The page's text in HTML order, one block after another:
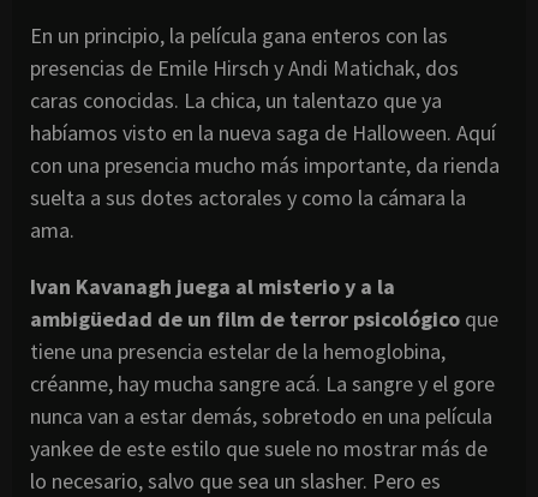
En un principio, la película gana enteros con las
presencias de Emile Hirsch y Andi Matichak, dos
caras conocidas. La chica, un talentazo que ya
habíamos visto en la nueva saga de Halloween. Aquí
con una presencia mucho más importante, da rienda
suelta a sus dotes actorales y como la cámara la
ama.
Ivan Kavanagh juega al misterio y a la
ambigüedad de un film de terror psicológico que
tiene una presencia estelar de la hemoglobina,
créanme, hay mucha sangre acá. La sangre y el gore
nunca van a estar demás, sobretodo en una película
yankee de este estilo que suele no mostrar más de
lo necesario, salvo que sea un slasher. Pero es